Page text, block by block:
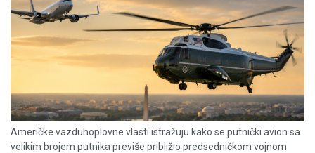
Američke vazduhoplovne vlasti istražuju kako se putnički avion sa
velikim brojem putnika previše približio predsedničkom vojnom